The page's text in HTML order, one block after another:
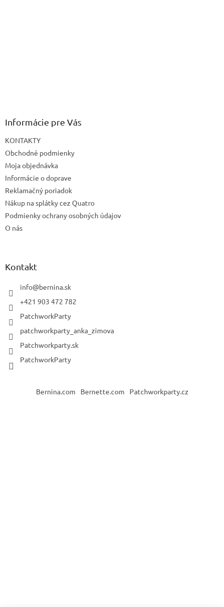
Informácie pre Vás
KONTAKTY
Obchodné podmienky
Moja objednávka
Informácie o doprave
Reklamačný poriadok
Nákup na splátky cez Quatro
Podmienky ochrany osobných údajov
O nás
Kontakt
info@bernina.sk
+421 903 472 782
PatchworkParty
patchworkparty_anka_zimova
Patchworkparty.sk
PatchworkParty
Bernina.com Bernette.com Patchworkparty.cz